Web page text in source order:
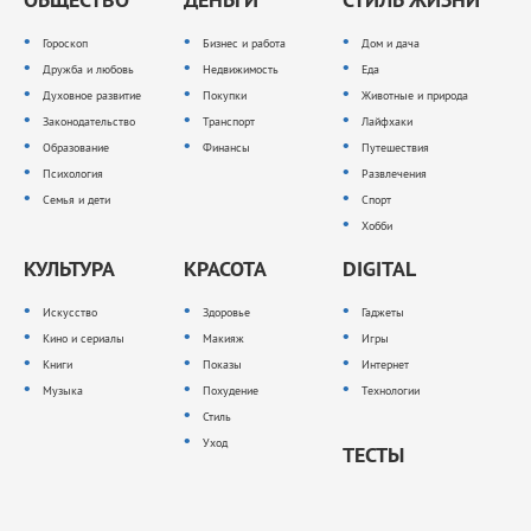
Гороскоп
Дружба и любовь
Духовное развитие
Законодательство
Образование
Психология
Семья и дети
Бизнес и работа
Недвижимость
Покупки
Транспорт
Финансы
Дом и дача
Еда
Животные и природа
Лайфхаки
Путешествия
Развлечения
Спорт
Хобби
КУЛЬТУРА
Искусство
Кино и сериалы
Книги
Музыка
КРАСОТА
Здоровье
Макияж
Показы
Похудение
Стиль
Уход
DIGITAL
Гаджеты
Игры
Интернет
Технологии
ТЕСТЫ